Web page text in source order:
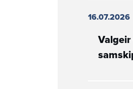
16.07.2026